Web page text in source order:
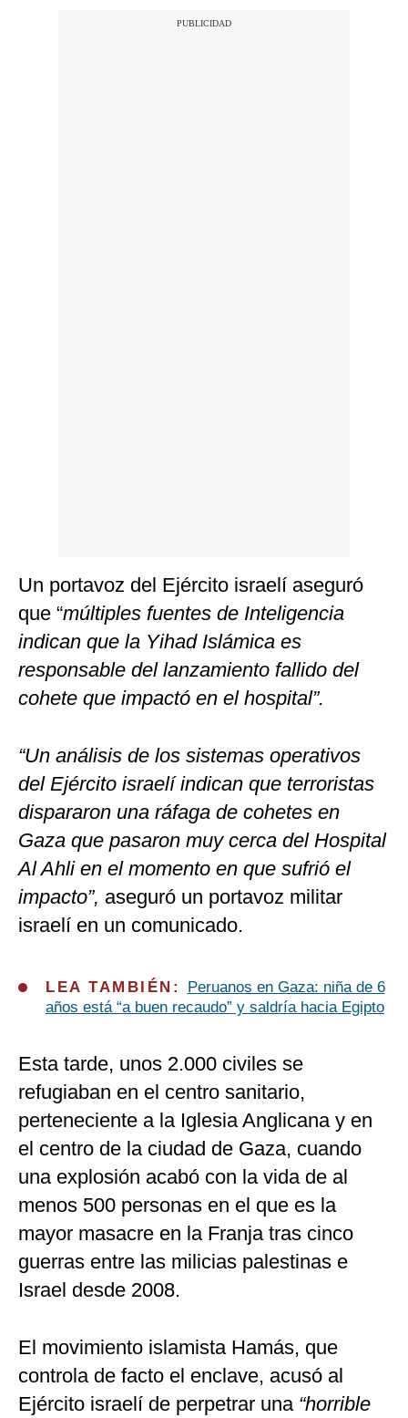
Un portavoz del Ejército israelí aseguró
que “múltiples fuentes de Inteligencia
indican que la Yihad Islámica es
responsable del lanzamiento fallido del
cohete que impactó en el hospital”.
“Un análisis de los sistemas operativos
del Ejército israelí indican que terroristas
dispararon una ráfaga de cohetes en
Gaza que pasaron muy cerca del Hospital
Al Ahli en el momento en que sufrió el
impacto”, aseguró un portavoz militar
israelí en un comunicado.
LEA TAMBIÉN:
Peruanos en Gaza: niña de 6
años está “a buen recaudo” y saldría hacia Egipto
Esta tarde, unos 2.000 civiles se
refugiaban en el centro sanitario,
perteneciente a la Iglesia Anglicana y en
el centro de la ciudad de Gaza, cuando
una explosión acabó con la vida de al
menos 500 personas en el que es la
mayor masacre en la Franja tras cinco
guerras entre las milicias palestinas e
Israel desde 2008.
El movimiento islamista Hamás, que
controla de facto el enclave, acusó al
Ejército israelí de perpetrar una “horrible